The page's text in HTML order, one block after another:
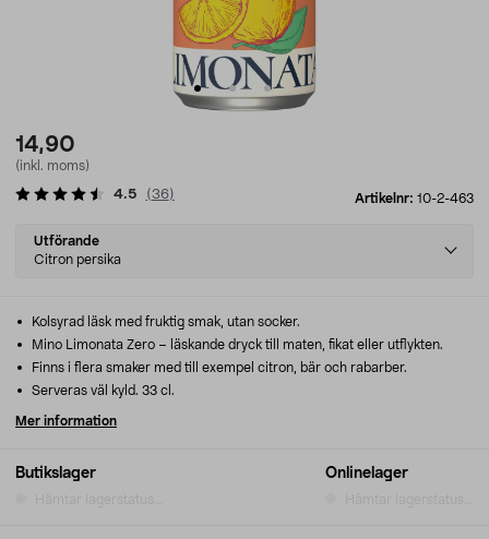
14,90
(inkl. moms)
Artikelnr: 10-2-463
4.5 (36)
Select
variant
Utförande
Citron persika
Butikslager Onlinelager
Kolsyrad läsk med fruktig smak, utan socker.
Mino Limonata Zero – läskande dryck till maten, fikat eller utflykten.
Finns i flera smaker med till exempel citron, bär och rabarber.
Serveras väl kyld. 33 cl.
Mer information